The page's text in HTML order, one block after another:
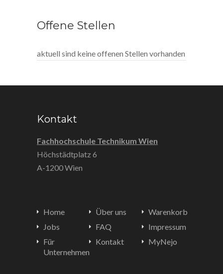
Offene Stellen
aktuell sind keine offenen Stellen vorhanden
Kontakt
Fachhochschule Technikum Wien
Höchstädtplatz 6
A-1200 Wien
Home
Jobs
Für
Unternehmen
Über uns
FAQ
Kontakt
Warenkorb
Impressum
MyNejo